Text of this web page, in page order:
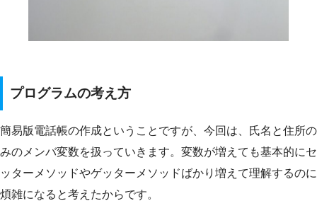
プログラムの考え方
簡易版電話帳の作成ということですが、今回は、氏名と住所の
みのメンバ変数を扱っていきます。変数が増えても基本的にセ
ッターメソッドやゲッターメソッドばかり増えて理解するのに
煩雑になると考えたからです。